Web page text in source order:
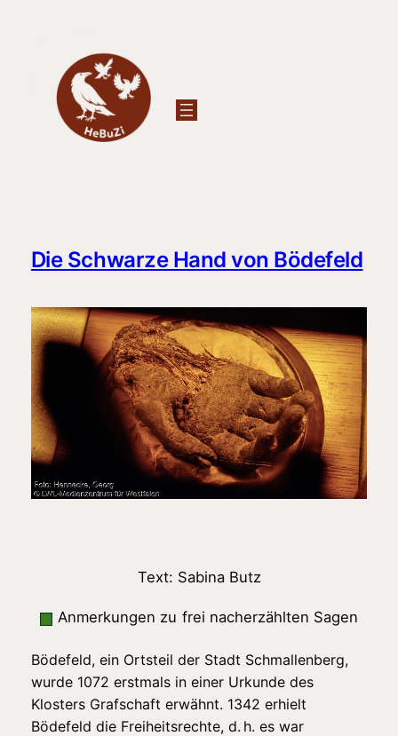
Die Schwarze Hand von Bödefeld
Text: Sabina Butz
Anmerkungen zu frei nacherzählten Sagen
Bödefeld, ein Ortsteil der Stadt Schmallenberg,
wurde 1072 erstmals in einer Urkunde des
Klosters Grafschaft erwähnt. 1342 erhielt
Bödefeld die Freiheitsrechte, d. h. es war